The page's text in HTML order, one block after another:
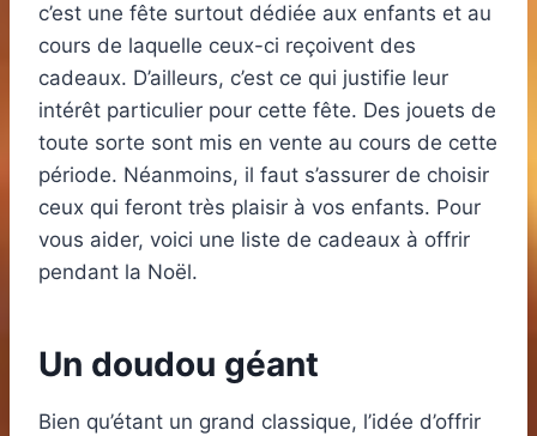
c’est une fête surtout dédiée aux enfants et au
cours de laquelle ceux-ci reçoivent des
cadeaux. D’ailleurs, c’est ce qui justifie leur
intérêt particulier pour cette fête. Des jouets de
toute sorte sont mis en vente au cours de cette
période. Néanmoins, il faut s’assurer de choisir
ceux qui feront très plaisir à vos enfants. Pour
vous aider, voici une liste de cadeaux à offrir
pendant la Noël.
Un doudou géant
Bien qu’étant un grand classique, l’idée d’offrir